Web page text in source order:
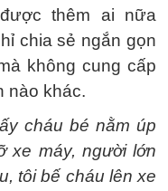
thêm ai nữa
chia sẻ ngắn gọn
không cung cấp
nào khác.
cháu bé nằm úp
xe máy, người lớn
tôi bế cháu lên xe